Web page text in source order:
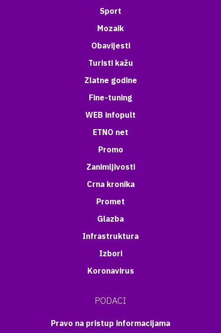
Sport
Mozaik
Obavijesti
Turisti kažu
Zlatne godine
Fine-tuning
WEB infopult
ETNO net
Promo
Zanimljivosti
Crna kronika
Promet
Glazba
Infrastruktura
Izbori
Koronavirus
PODACI
Pravo na pristup informacijama